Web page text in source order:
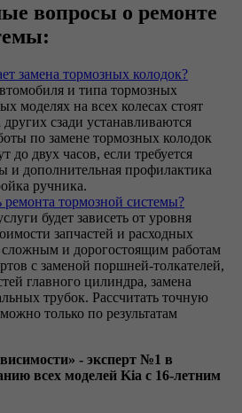
вопросы о ремонте
замена тормозных колодок?
и типа тормозных
моделях на всех колесах стоят
сзади устанавливаются
по замене тормозных колодок
до двух часов, если требуется
и дополнительная профилактика
ручника.
ремонта тормозной системы?
будет зависеть от уровня
запчастей и расходных
и дорогостоящим работам
с заменой поршней-толкателей,
главного цилиндра, замена
трубок. Рассчитать точную
только по результатам
- эксперт №1 в
всех моделей Kia c 16-летним